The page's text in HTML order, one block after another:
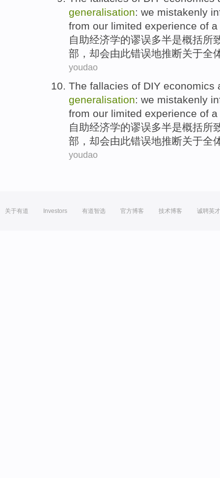
generalisation: we mistakenly
from our limited experience of a
自助经济学的谬误多半是概括所
部，却会由此错误地推断关于全
youdao
The fallacies of DIY economics
generalisation: we mistakenly
from our limited experience of a
自助经济学的谬误多半是概括所
部，却会由此错误地推断关于全
youdao
关于有道 Investors 有道智选 官方博客 技术博客 诚聘英才